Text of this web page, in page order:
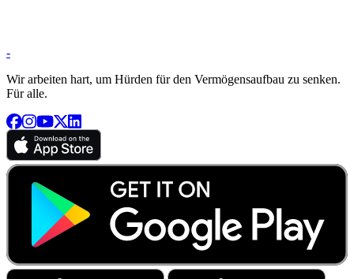
-
Wir arbeiten hart, um Hürden für den Vermögensaufbau zu senken.
Für alle.